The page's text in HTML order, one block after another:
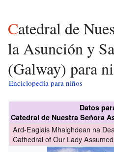
Catedral de Nuestra Señora de
la Asunción y
(Galway) para
Enciclopedia para niños
Datos
Catedral de Nuestra Señora
Ard-Eaglais Mhaighdean na
Cathedral of Our Lady